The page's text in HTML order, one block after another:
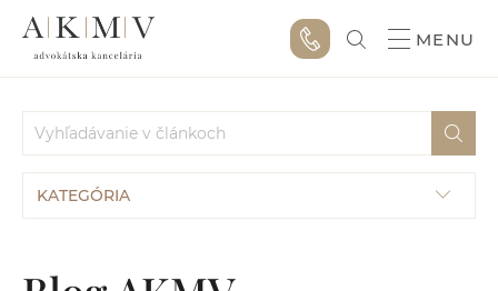
MENU
KATEGÓRIA